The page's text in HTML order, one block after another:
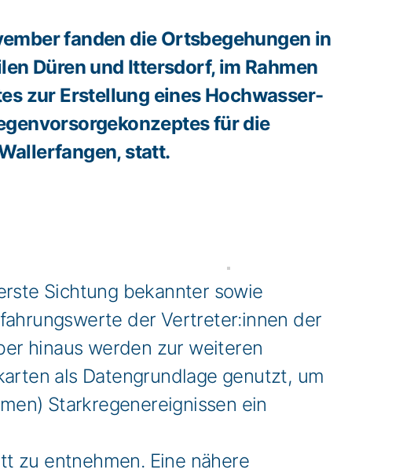
fanden die Ortsbegehungen in
Düren und Ittersdorf, im Rahmen
zur Erstellung eines Hochwasser-
für die
statt.
Sichtung bekannter sowie
der Vertreter:innen der
hinaus werden zur weiteren
als Datengrundlage genutzt, um
Starkregenereignissen ein
zu entnehmen. Eine nähere